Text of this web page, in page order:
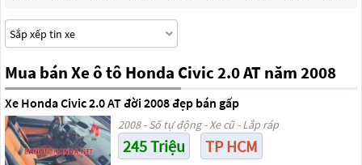
Mua bán Xe ô tô Honda Civic 2.0 AT năm 2008
Xe Honda Civic 2.0 AT đời 2008 đẹp bán gấp
2008 - Số tự động - Xe cũ - Lắp ráp
245 Triệu TP HCM